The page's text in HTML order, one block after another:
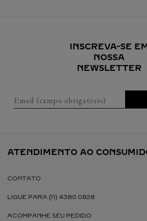
INSCREVA-SE
NOSSA
NEWSLETTER
Email (campo obrigatório)
ATENDIMENTO AO
CONTATO
LIGUE PARA (11) 4380 0828
ACOMPANHE SEU PEDIDO